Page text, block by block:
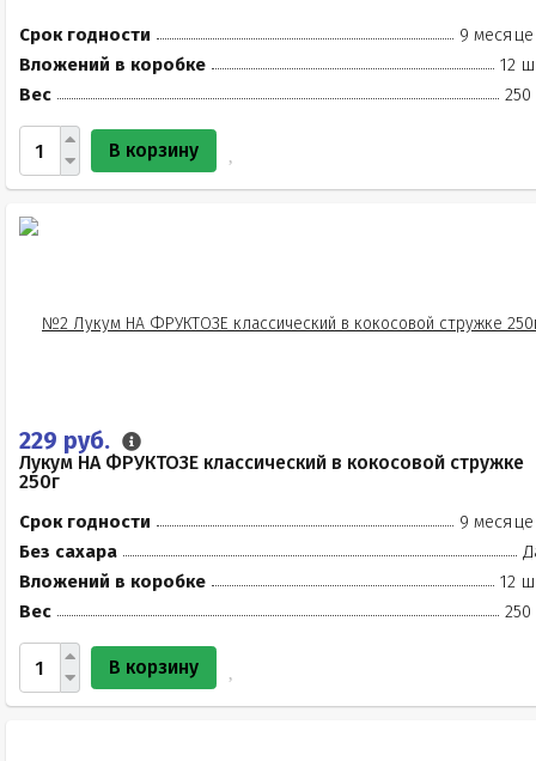
Срок годности
9
Вложений в коробке
12
Вес
250
В корзину
229 руб.
Лукум НА ФРУКТОЗЕ классический в кокосовой стружке
250г
Срок годности
9
Без сахара
Вложений в коробке
12
Вес
250
В корзину